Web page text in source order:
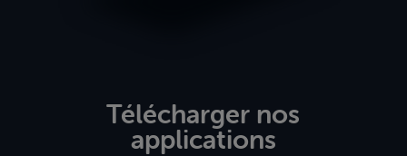
Télécharger nos
applications